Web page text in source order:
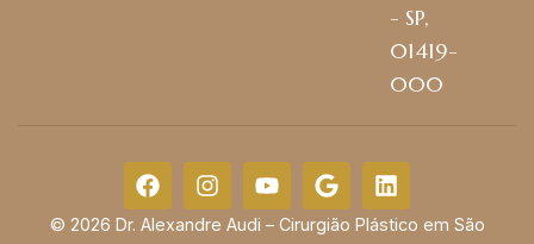
- SP,
01419-
000
© 2026 Dr. Alexandre Audi – Cirurgião Plástico em São